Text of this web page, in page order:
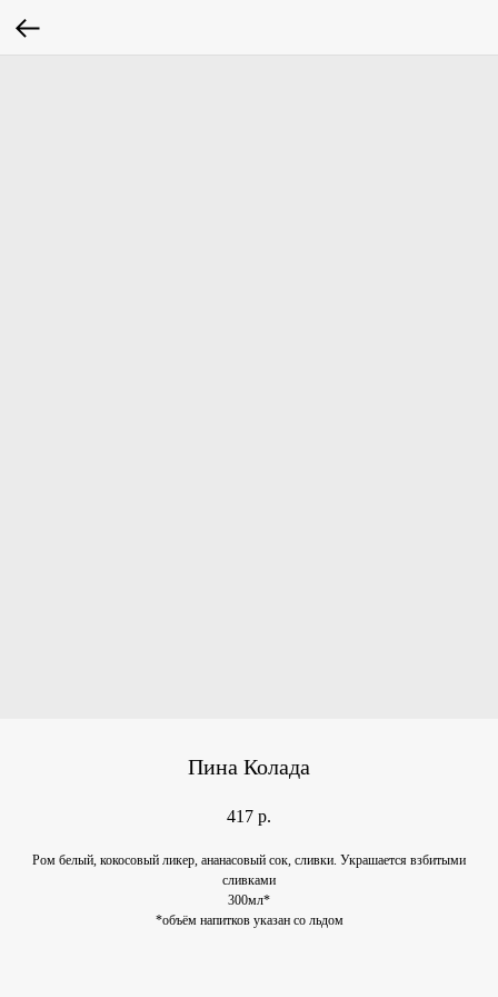
Пина Колада
417 р.
Ром белый, кокосовый ликер, ананасовый сок, сливки. Украшается взбитыми
сливками
300мл*
*объём напитков указан со льдом